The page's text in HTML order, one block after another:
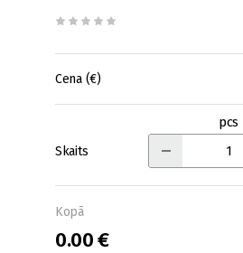
Cena (€)
Skaits
pcs
Kopā
0.00 €